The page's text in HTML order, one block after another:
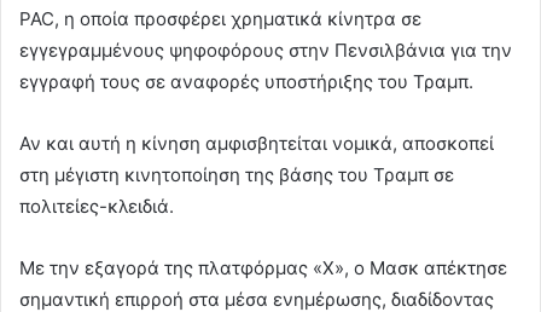
PAC, η οποία προσφέρει χρηματικά κίνητρα σε
εγγεγραμμένους ψηφοφόρους στην Πενσιλβάνια για την
εγγραφή τους σε αναφορές υποστήριξης του Τραμπ.
Αν και αυτή η κίνηση αμφισβητείται νομικά, αποσκοπεί
στη μέγιστη κινητοποίηση της βάσης του Τραμπ σε
πολιτείες-κλειδιά.
Με την εξαγορά της πλατφόρμας «X», ο Μασκ απέκτησε
σημαντική επιρροή στα μέσα ενημέρωσης, διαδίδοντας